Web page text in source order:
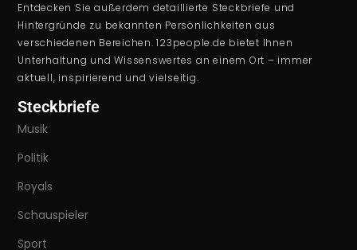
Entdecken Sie außerdem detaillierte Steckbriefe und
Hintergründe zu bekannten Persönlichkeiten aus
verschiedenen Bereichen. 123people.de bietet Ihnen
Unterhaltung und Wissenswertes an einem Ort – immer
aktuell, inspirierend und vielseitig.
Steckbriefe
Musik
Politik
Royals
Schauspieler
Sport